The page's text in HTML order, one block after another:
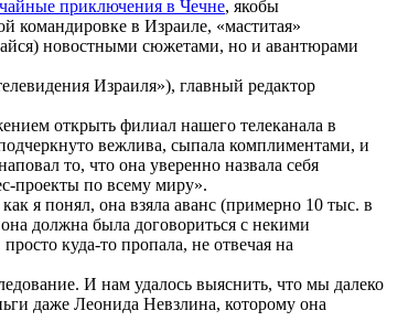
приключения в Чечне, якобы
командировке в Израиле, «маститая»
новостными сюжетами, но и авантюрами
Израиля»), главный редактор
открыть филиал нашего телеканала в
вежлива, сыпала комплиментами, и
то, что она уверенно назвала себя
проекты по всему миру».
я понял, она взяла аванс (примерно 10 тыс. в
должна была договориться с некими
куда-то пропала, не отвечая на
И нам удалось выяснить, что мы далеко
даже Леонида Невзлина, которому она